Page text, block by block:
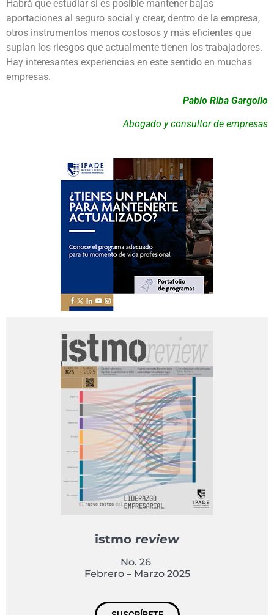
Habrá que estudiar si es posible mantener bajas
aportaciones al seguro social y crear, dentro de la empresa,
otros instrumentos menos costosos y más eficientes que
suplan los riesgos que actualmente tienen los trabajadores.
Hay interesantes experiencias en este sentido en muchas
empresas.
Pablo Riba Gargollo
Abogado y consultor de empresas
istmo review
No. 26
Febrero – Marzo 2025